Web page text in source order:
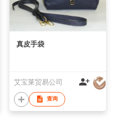
真皮手袋
艾宝莱贸易公司
查询